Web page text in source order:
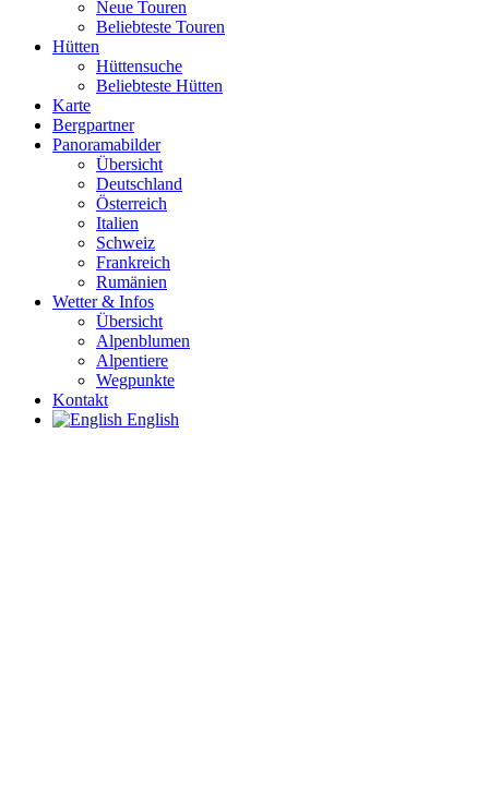
Neue Touren
Beliebteste Touren
Hütten
Hüttensuche
Beliebteste Hütten
Karte
Bergpartner
Panoramabilder
Übersicht
Deutschland
Österreich
Italien
Schweiz
Frankreich
Rumänien
Wetter & Infos
Übersicht
Alpenblumen
Alpentiere
Wegpunkte
Kontakt
English